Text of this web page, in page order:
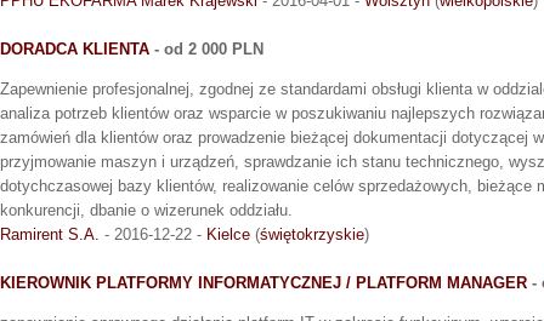
DORADCA KLIENTA - od 2 000 PLN
Zapewnienie profesjonalnej, zgodnej ze standardami obsługi klienta w
analiza potrzeb klientów oraz wsparcie w poszukiwaniu najlepszych
zamówień dla klientów oraz prowadzenie bieżącej dokumentacji dotyczącej
przyjmowanie maszyn i urządzeń, sprawdzanie ich stanu technicznego,
dotychczasowej bazy klientów, realizowanie celów sprzedażowych, bieżące
konkurencji, dbanie o wizerunek oddziału.
Ramirent S.A. - 2016-12-22 - Kielce (świętokrzyskie)
KIEROWNIK PLATFORMY INFORMATYCZNEJ / PLATFORM MANAGER -